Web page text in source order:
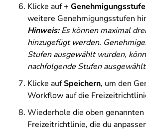
Klicke auf+
weitere Genehmigungsstufen
Hinweis:Es können maximal
hinzugefügt werden.
Stufen ausgewählt wurden,
nachfolgende Stufen
Klicke aufSpeichern, um den
Workflow auf die
Wiederhole die oben
Freizeitrichtlinie, die du